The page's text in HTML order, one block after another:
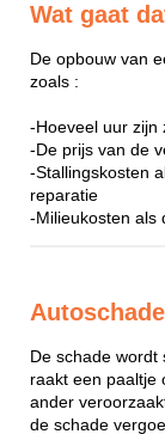
Wat gaat
De opbouw van
zoals :
-Hoeveel uur zijn
-De prijs van de
-Stallingskosten
reparatie
-Milieukosten als
De schade wordt
raakt een paaltje
ander
de schade